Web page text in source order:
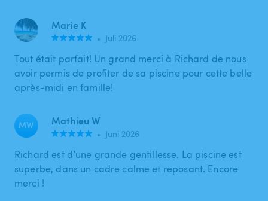
Marie K
• Juli 2026
Tout était parfait! Un grand merci à Richard de nous
avoir permis de profiter de sa piscine pour cette belle
après-midi en famille!
MW Mathieu W
• Juni 2026
Richard est d’une grande gentillesse. La piscine est
superbe, dans un cadre calme et reposant. Encore
merci !